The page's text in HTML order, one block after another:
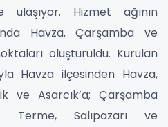
Hizmet ağının
Havza, Çarşamba ve
oluşturuldu. Kurulan
Havza ilçesinden Havza,
ve Asarcık’a; Çarşamba
Terme, Salıpazarı ve